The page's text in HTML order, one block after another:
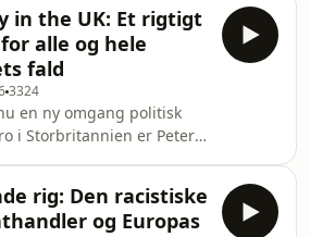
dybt nede på havets
ukrainske milits
og det har August set
Var UPA folkemordere
Svaret på dét
høj af, om du er polak
For UPA var i ledtog
og hjalp dem med at
in the UK: Et rigtigt
alle og hele
fald
3324
en ny omgang politisk
i Storbritannien er Peter
krig mod Napoleon,
krise og fejlslagen høst.
rig: Den racistiske
og Europas